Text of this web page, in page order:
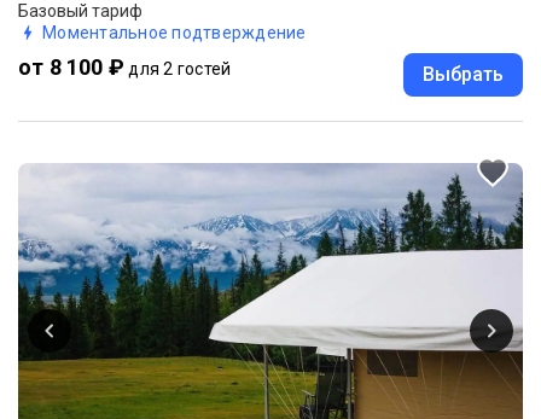
Базовый тариф
Моментальное подтверждение
от 8 100 ₽ для 2 гостей Выбрать